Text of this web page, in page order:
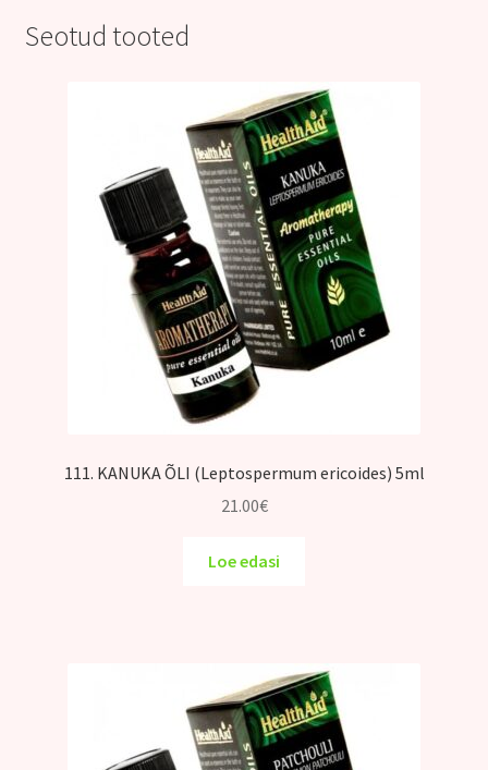
Seotud tooted
111. KANUKA ÕLI (Leptospermum ericoides) 5ml
21.00€
Loe edasi